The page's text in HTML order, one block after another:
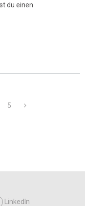
du einen
5
LinkedIn